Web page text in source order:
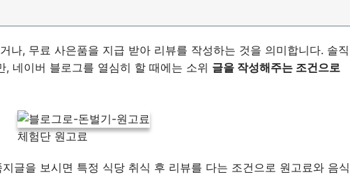
나, 무료 사은품을 지급 받아 리뷰를 작성하는 것을 의미합니다. 솔직
네이버 블로그를 열심히 할 때에는 소위 글을 작성해주는 조건으로
체험단 원고료
글을 보시면 특정 식당 취식 후 리뷰를 다는 조건으로 원고료와 음식